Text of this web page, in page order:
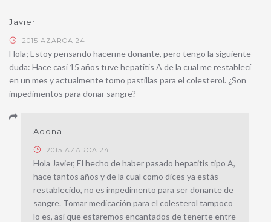
Javier
2015 AZAROA 24
Hola; Estoy pensando hacerme donante, pero tengo la siguiente
duda: Hace casi 15 años tuve hepatitis A de la cual me restablecí
en un mes y actualmente tomo pastillas para el colesterol. ¿Son
impedimentos para donar sangre?
Adona
2015 AZAROA 24
Hola Javier, El hecho de haber pasado hepatitis tipo A,
hace tantos años y de la cual como dices ya estás
restablecido, no es impedimento para ser donante de
sangre. Tomar medicación para el colesterol tampoco
lo es, así que estaremos encantados de tenerte entre